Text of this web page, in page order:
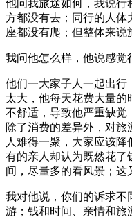
他问我旅途如何，我说行
方都没有去；同行的人体
座都没有爬；但整体来说
我问他怎么样，他说感觉
他们一大家子人一起出行
太大，他每天花费大量
不舒适，导致他严重缺觉
除了消费的差异外，对
人难得一聚，大家应该
有的亲人却认为既然花了
间，尽量多的看风景；这
我对他说，你们的诉求不
游；钱和时间、亲情和旅